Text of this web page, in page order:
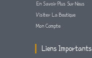
En Savoir Plus Sur Nous
Visiter La Boutique
Mon Compte
Liens Importants